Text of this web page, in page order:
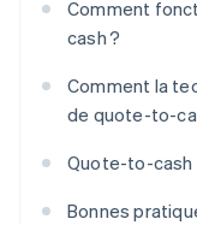
Comment
cash ?
Comment la
de quote-to-
Quote-to-cash
Bonnes